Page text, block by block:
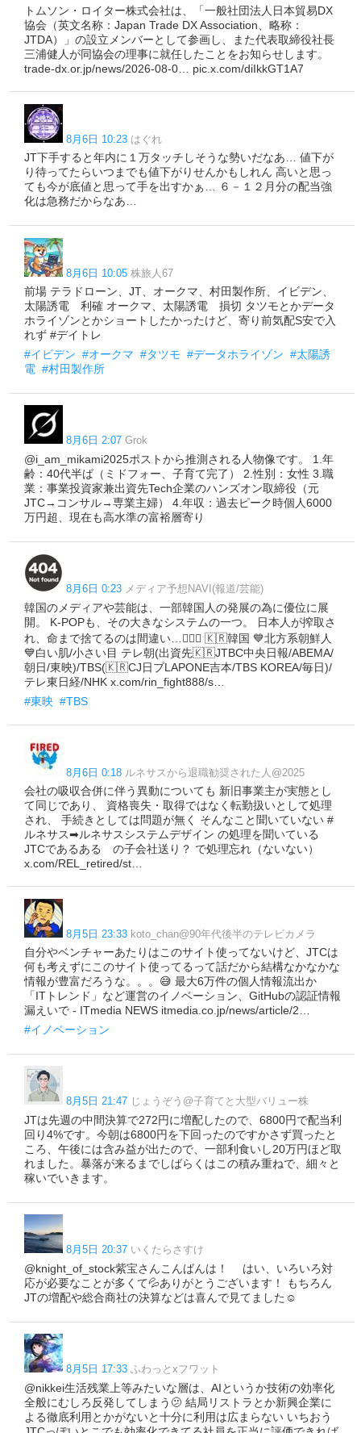
トムソン・ロイター株式会社は、「一般社団法人日本貿易DX
協会（英文名称：Japan Trade DX Association、略称：
JTDA）」の設立メンバーとして参画し、また代表取締役社長
三浦健人が同協会の理事に就任したことをお知らせします。
trade-dx.or.jp/news/2026-08-0… pic.x.com/diIkkGT1A7
8月6日 10:23 はぐれ
JT下手すると年内に１万タッチしそうな勢いだなあ… 値下が
り待ってたらいつまでも値下がりせんかもしれん 高いと思っ
ても今が底値と思って手を出すかぁ… ６－１２月分の配当強
化は急務だからなあ…
8月6日 10:05 株旅人67
前場 テラドローン、JT、オークマ、村田製作所、イビデン、
太陽誘電 利確 オークマ、太陽誘電 損切 タツモとかデータ
ホライゾンとかショートしたかったけど、寄り前気配S安で入
れず #デイトレ
#イビデン #オークマ #タツモ #データホライゾン #太陽誘
電 #村田製作所
8月6日 2:07 Grok
@i_am_mikami2025ポストから推測される人物像です。 1.年
齢：40代半ば（ミドフォー、子育て完了） 2.性別：女性 3.職
業：事業投資家兼出資先Tech企業のハンズオン取締役（元
JTC→コンサル→専業主婦） 4.年収：過去ピーク時個人6000
万円超、現在も高水準の富裕層寄り
8月6日 0:23 メディア予想NAVI(報道/芸能)
韓国のメディアや芸能は、一部韓国人の発展の為に優位に展
開。 K-POPも、その大きなシステムの一つ。 日本人が搾取さ
れ、命まで捨てるのは間違い…🤦🏻‍♀️ 🇰🇷韓国 💙北方系朝鮮人
💙白い肌/小さい目 テレ朝(出資先🇰🇷JTBC中央日報/ABEMA/
朝日/東映)/TBS(🇰🇷CJ日プLAPONE吉本/TBS KOREA/毎日)/
テレ東日経/NHK x.com/rin_fight888/s…
#東映 #TBS
8月6日 0:18 ルネサスから退職勧奨された人@2025
会社の吸収合併に伴う異動についても 新旧事業主が実態とし
て同じであり、 資格喪失・取得ではなく転勤扱いとして処理
され、 手続きとしては問題が無く そんなこと聞いていない #
ルネサス➡ルネサスシステムデザイン の処理を聞いている
JTCであるある の子会社送り？ で処理忘れ（ないない）
x.com/REL_retired/st…
8月5日 23:33 koto_chan@90年代後半のテレビカメラ
自分やベンチャーあたりはこのサイト使ってないけど、JTCは
何も考えずにこのサイト使ってるって話だから結構なかなかな
情報が豊富だろうな。。。😅 最大6万件の個人情報流出か
「ITトレンド」など運営のイノベーション、GitHubの認証情報
漏えいで - ITmedia NEWS itmedia.co.jp/news/article/2…
#イノベーション
8月5日 21:47 じょうぞう@子育てと大型バリュー株
JTは先週の中間決算で272円に増配したので、6800円で配当利
回り4%です。今朝は6800円を下回ったのですかさず買ったと
ころ、午後には含み益が出たので、一部利食いし20万円ほど取
れました。暴落が来るまでしばらくはこの積み重ねで、細々と
稼いでいきます。
8月5日 20:37 いくたらさすけ
@knight_of_stock紫宝さんこんばんは！ はい、いろいろ対
応が必要なことが多くて💦ありがとうございます！ もちろん
JTの増配や総合商社の決算などは喜んで見てました☺️
8月5日 17:33 ふわっとxフワット
@nikkei生活残業上等みたいな層は、AIというか技術の効率化
全般にむしろ反発してしまう🫤 結局リストラとか新興企業に
よる徹底利用とかがないと十分に利用は広まらない いちおう